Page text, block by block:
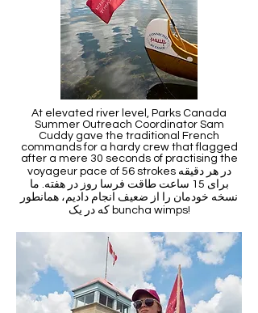
At elevated river level, Parks Canada
Summer Outreach Coordinator Sam
Cuddy gave the traditional French
commands for a hardy crew that flagged
after a mere 30 seconds of practising the
voyageur pace of 56 strokes در هر دقیقه
برای 15 ساعت طاقت فرسا روز در هفته. ما
نسخه خودمان را از ضعیف انجام دادیم، همانطور
که در یک buncha wimps!